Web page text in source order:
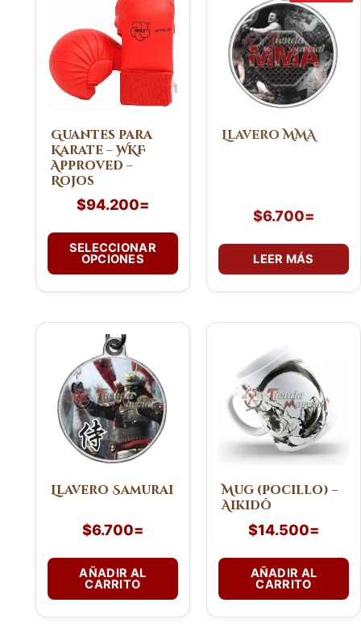
Guantes para
Karate – WKF
Approved –
Rojos
$94.200=
SELECCIONAR
OPCIONES
múltiples
variantes.
Las
opciones
pueden
elegir
en
la
página
producto
Llavero MMA
$6.700=
LEER MÁS
Llavero Samurai
$6.700=
AÑADIR AL
CARRITO
Mug (pocillo) –
Aikidô
$14.500=
AÑADIR AL
CARRITO